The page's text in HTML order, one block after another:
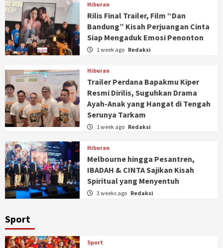
Hiburan
Rilis Final Trailer, Film “Dan
Bandung” Kisah Perjuangan Cinta
Siap Mengaduk Emosi Penonton
1 week ago Redaksi
Hiburan
Trailer Perdana Bapakmu Kiper
Resmi Dirilis, Suguhkan Drama
Ayah-Anak yang Hangat di Tengah
Serunya Tarkam
1 week ago Redaksi
Hiburan
Melbourne hingga Pesantren,
IBADAH & CINTA Sajikan Kisah
Spiritual yang Menyentuh
3 weeks ago Redaksi
Sport
Sport